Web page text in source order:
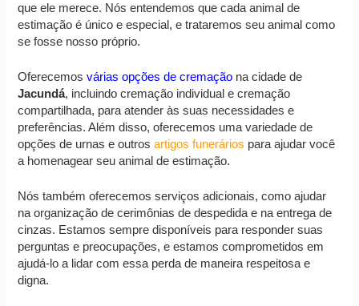
que ele merece. Nós entendemos que cada animal de
estimação é único e especial, e trataremos seu animal como
se fosse nosso próprio.
Oferecemosvárias opções de cremação na cidade de
Jacundá, incluindo cremação individual e cremação
compartilhada, para atender às suas necessidades e
preferências. Além disso, oferecemos uma variedade de
opções de urnas e outrosartigos funerários para ajudar você
a homenagear seu animal de estimação.
Nós também oferecemos serviços adicionais, como ajudar
na organização de cerimônias de despedida e na entrega de
cinzas. Estamos sempre disponíveis para responder suas
perguntas e preocupações, e estamos comprometidos em
ajudá-lo a lidar com essa perda de maneira respeitosa e
digna.